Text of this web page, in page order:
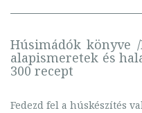
Húsimádók könyve
alapismeretek és
300 recept
Fedezd fel a húskészítés